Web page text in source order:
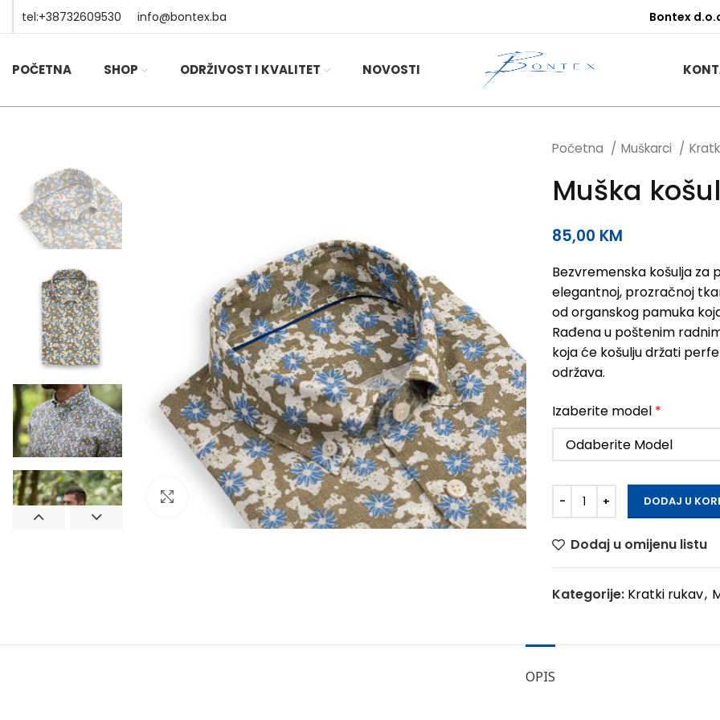
tel:+38732609530 info@bontex.ba Bontex
POČETNA SHOP ODRŽIVOST I KVALITET NOVOSTI
Click to enlarge
Početna Muškarci
Muška
85,00 KM
Bezvremenska košulja za
elegantnoj, prozračnoj
od organskog pamuka
Rađena u poštenim
koja će košulju držati
održava.
Izaberite model *
DODAJ U
Dodaj u omijenu listu
Kategorije: Kratki rukav,
OPIS